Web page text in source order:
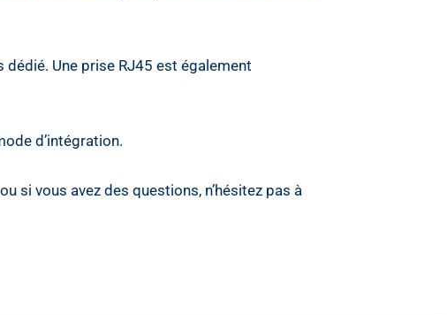
Une prise RJ45 est également
d’intégration.
si vous avez des questions, n’hésitez pas à